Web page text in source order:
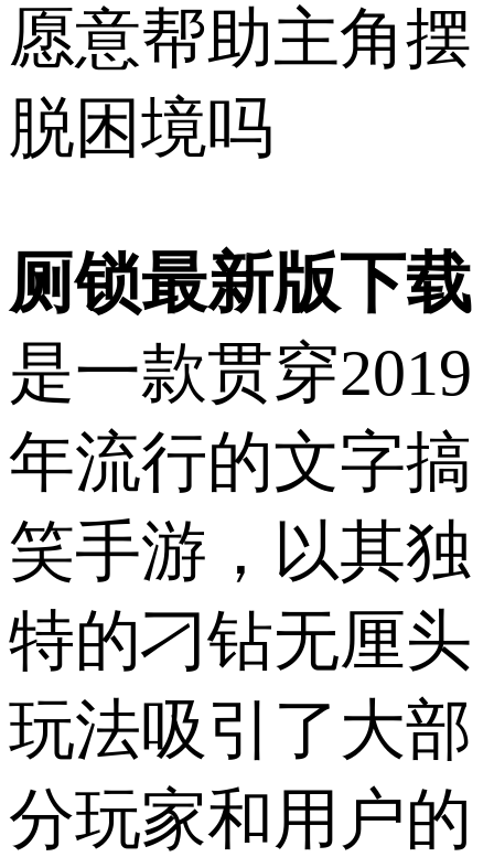
愿意帮助主角摆
脱困境吗
厕锁最新版下载
是一款贯穿2019
年流行的文字搞
笑手游，以其独
特的刁钻无厘头
玩法吸引了大部
分玩家和用户的